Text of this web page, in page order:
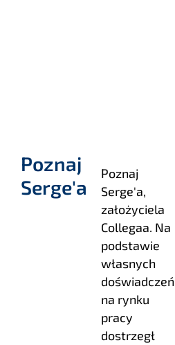
Poznaj
Serge'a
Poznaj
Serge'a,
założyciela
Collegaa. Na
podstawie
własnych
doświadczeń
na rynku
pracy
dostrzegł